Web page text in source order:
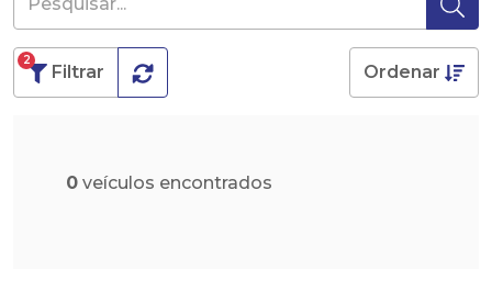
Filtrar
2
Ordenar
0 veículos encontrados